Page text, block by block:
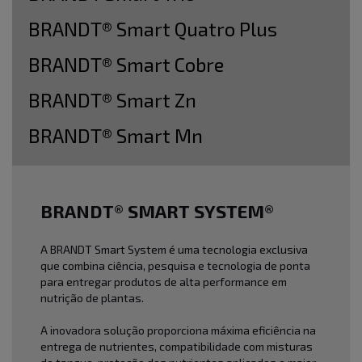
BRANDT® Smart Quatro Plus
BRANDT® Smart Cobre
BRANDT® Smart Zn
BRANDT® Smart Mn
BRANDT® SMART SYSTEM®
A BRANDT Smart System é uma tecnologia exclusiva
que combina ciência, pesquisa e tecnologia de ponta
para entregar produtos de alta performance em
nutrição de plantas.
A inovadora solução proporciona máxima eficiência na
entrega de nutrientes, compatibilidade com misturas